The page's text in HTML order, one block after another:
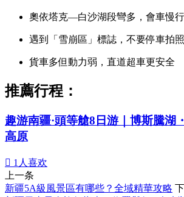
奧依塔克—白沙湖段彎多，會車慢行
遇到「雪崩區」標誌，不要停車拍照
貨車多但動力弱，直道超車更安全
推薦行程：
趣游南疆·頭等艙8日游｜博斯騰湖
高原
 1 人喜欢
上一条
新疆5A級風景區有哪些？全域精華攻略